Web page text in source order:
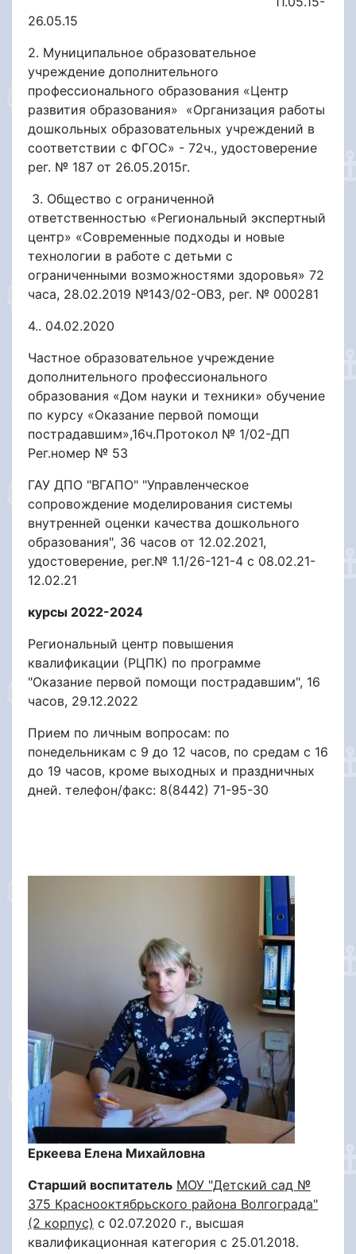
26.05.15
2. Муниципальное образовательное
учреждение дополнительного
профессионального образования «Центр
развития образования» «Организация работы
дошкольных образовательных учреждений в
соответствии с ФГОС» - 72ч., удостоверение
рег. № 187 от 26.05.2015г.
3. Общество с ограниченной
ответственностью «Региональный экспертный
центр» «Современные подходы и новые
технологии в работе с детьми с
ограниченными возможностями здоровья» 72
часа, 28.02.2019 №143/02-ОВЗ, рег. № 000281
4.. 04.02.2020
Частное образовательное учреждение
дополнительного профессионального
образования «Дом науки и техники» обучение
по курсу «Оказание первой помощи
пострадавшим»,16ч.Протокол № 1/02-ДП
Рег.номер № 53
ГАУ ДПО "ВГАПО" "Управленческое
сопровождение моделирования системы
внутренней оценки качества дошкольного
образования", 36 часов от 12.02.2021,
удостоверение, рег.№ 1.1/26-121-4 с 08.02.21-
12.02.21
курсы 2022-2024
Региональный центр повышения
квалификации (РЦПК) по программе
"Оказание первой помощи пострадавшим", 16
часов, 29.12.2022
Прием по личным вопросам: по
понедельникам с 9 до 12 часов, по средам с 16
до 19 часов, кроме выходных и праздничных
дней. телефон/факс: 8(8442) 71-95-30
Еркеева Елена Михайловна
Старший воспитатель МОУ "Детский сад №
375 Краснооктябрьского района Волгограда"
(2 корпус) с 02.07.2020 г., высшая
квалификационная категория с 25.01.2018.